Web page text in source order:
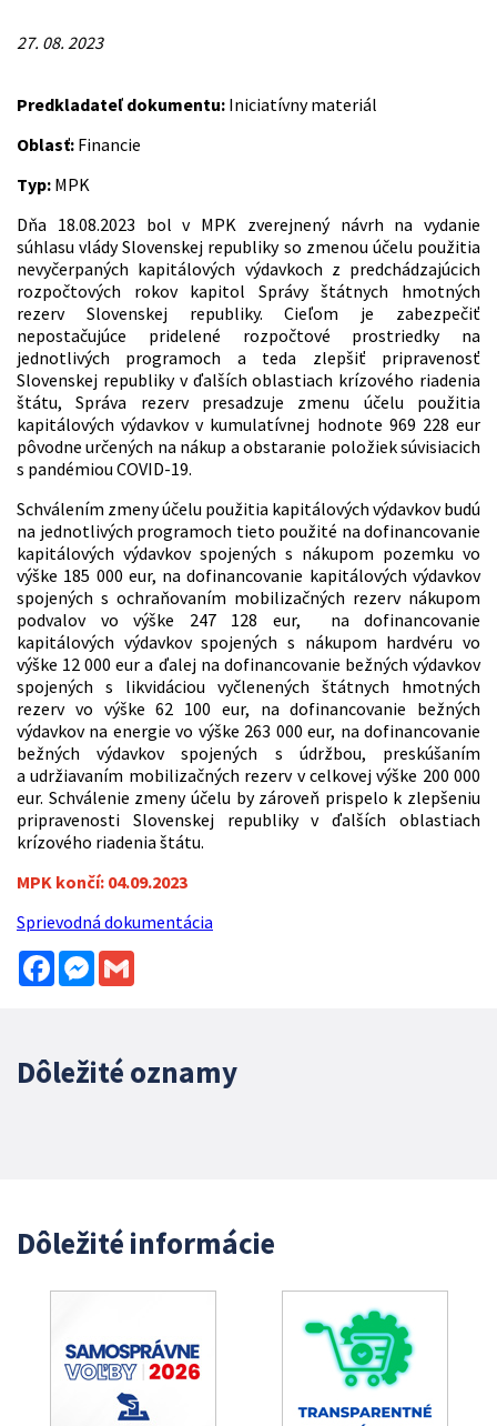
27. 08. 2023
Predkladateľ dokumentu: Iniciatívny materiál
Oblasť: Financie
Typ: MPK
Dňa 18.08.2023 bol v MPK zverejnený návrh na vydanie
súhlasu vlády Slovenskej republiky so zmenou účelu použitia
nevyčerpaných kapitálových výdavkoch z predchádzajúcich
rozpočtových rokov kapitol Správy štátnych hmotných
rezerv Slovenskej republiky. Cieľom je zabezpečiť
nepostačujúce pridelené rozpočtové prostriedky na
jednotlivých programoch a teda zlepšiť pripravenosť
Slovenskej republiky v ďalších oblastiach krízového riadenia
štátu, Správa rezerv presadzuje zmenu účelu použitia
kapitálových výdavkov v kumulatívnej hodnote 969 228 eur
pôvodne určených na nákup a obstaranie položiek súvisiacich
s pandémiou COVID-19.
Schválením zmeny účelu použitia kapitálových výdavkov budú
na jednotlivých programoch tieto použité na dofinancovanie
kapitálových výdavkov spojených s nákupom pozemku vo
výške 185 000 eur, na dofinancovanie kapitálových výdavkov
spojených s ochraňovaním mobilizačných rezerv nákupom
podvalov vo výške 247 128 eur, na dofinancovanie
kapitálových výdavkov spojených s nákupom hardvéru vo
výške 12 000 eur a ďalej na dofinancovanie bežných výdavkov
spojených s likvidáciou vyčlenených štátnych hmotných
rezerv vo výške 62 100 eur, na dofinancovanie bežných
výdavkov na energie vo výške 263 000 eur, na dofinancovanie
bežných výdavkov spojených s údržbou, preskúšaním
a udržiavaním mobilizačných rezerv v celkovej výške 200 000
eur. Schválenie zmeny účelu by zároveň prispelo k zlepšeniu
pripravenosti Slovenskej republiky v ďalších oblastiach
krízového riadenia štátu.
MPK končí: 04.09.2023
Sprievodná dokumentácia
FacebookMessenger
Dôležité oznamy
Dôležité informácie